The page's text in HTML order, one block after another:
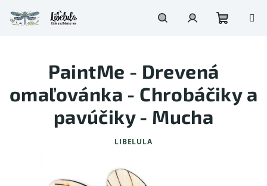
na
obsah
PaintMe - Drevená
omaľovánka - Chrobáčiky a
pavúčiky - Mucha
LIBELULA